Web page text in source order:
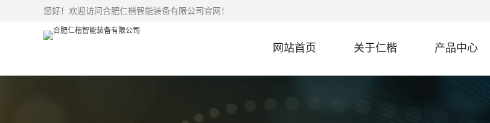
您好！欢迎访问合肥仁楷智能装备有限公司官网！
网站首页 关于仁楷 产品中心